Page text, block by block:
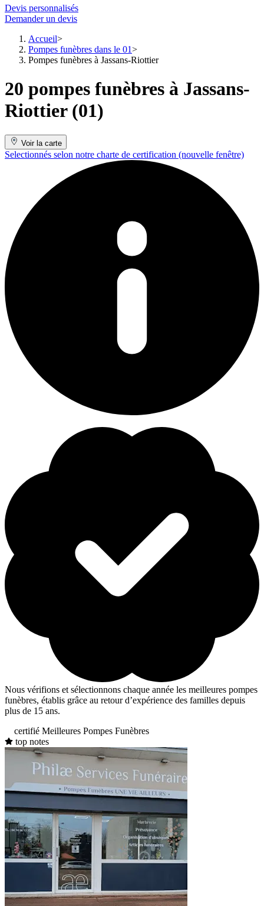
Devis personnalisés
Demander un devis
Accueil
Pompes funèbres dans le 01
Pompes funèbres à Jassans-Riottier
20 pompes funèbres à Jassans-
Riottier (01)
Voir la carte
Selectionnés selon notre charte de certification (nouvelle fenêtre)
Nous vérifions et sélectionnons chaque année les meilleures pompes
funèbres, établis grâce au retour d’expérience des familles depuis
plus de 15 ans.
certifié Meilleures Pompes Funèbres
top notes